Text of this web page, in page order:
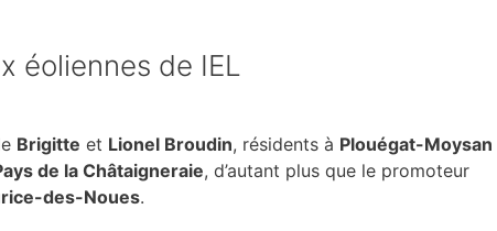
éoliennes de IEL
Brigitte et Lionel Broudin, résidents à Plouégat-Moysan
de la Châtaigneraie, d’autant plus que le promoteur
des-Noues.